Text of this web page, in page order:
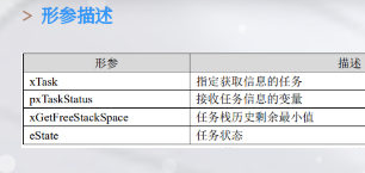
形参描述